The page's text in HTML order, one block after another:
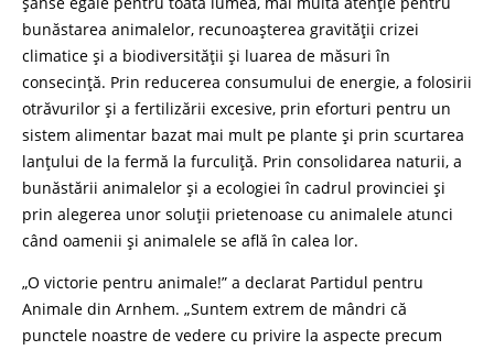
bunăstarea animalelor, recunoașterea gravității crizei
climatice și a biodiversității și luarea de măsuri în
consecință. Prin reducerea consumului de energie, a folosirii
otrăvurilor și a fertilizării excesive, prin eforturi pentru un
sistem alimentar bazat mai mult pe plante și prin scurtarea
lanțului de la fermă la furculiță. Prin consolidarea naturii, a
bunăstării animalelor și a ecologiei în cadrul provinciei și
prin alegerea unor soluții prietenoase cu animalele atunci
când oamenii și animalele se află în calea lor.
„O victorie pentru animale!” a declarat Partidul pentru
Animale din Arnhem. „Suntem extrem de mândri că
punctele noastre de vedere cu privire la aspecte precum